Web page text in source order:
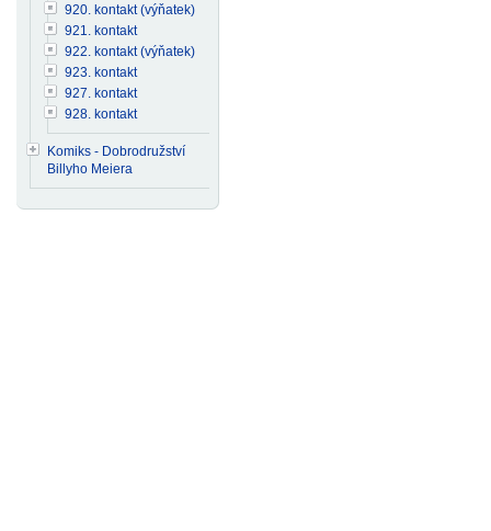
920. kontakt (výňatek)
921. kontakt
922. kontakt (výňatek)
923. kontakt
927. kontakt
928. kontakt
Komiks - Dobrodružství
Billyho Meiera